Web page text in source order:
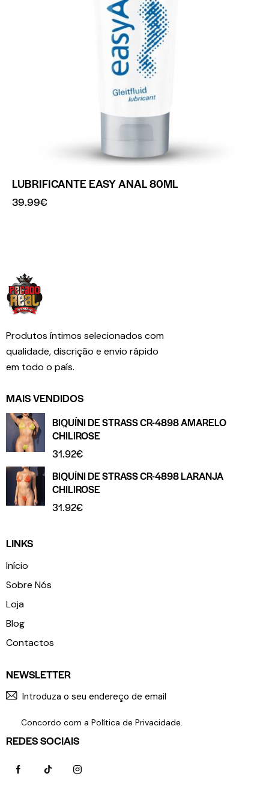
LUBRIFICANTE EASY ANAL 80ML
39.99€
Produtos íntimos selecionados com
qualidade, discrição e envio rápido
em todo o país.
MAIS VENDIDOS
BIQUÍNI DE STRASS CR-4898 AMARELO
CHILIROSE
31.92€
BIQUÍNI DE STRASS CR-4898 LARANJA
CHILIROSE
31.92€
LINKS
Início
Sobre Nós
Loja
Blog
Contactos
NEWSLETTER
Concordo com a Política de Privacidade.
REDES SOCIAIS